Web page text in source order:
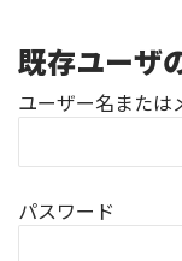
既存ユーザ
ユーザー名または
パスワード